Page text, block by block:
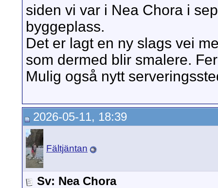
siden vi var i Nea Chora i
byggeplass.
Det er lagt en ny slags vei
som dermed blir smalere.
Mulig også nytt
2026-05-11, 18:39
Fältjäntan
Sv: Nea Chora